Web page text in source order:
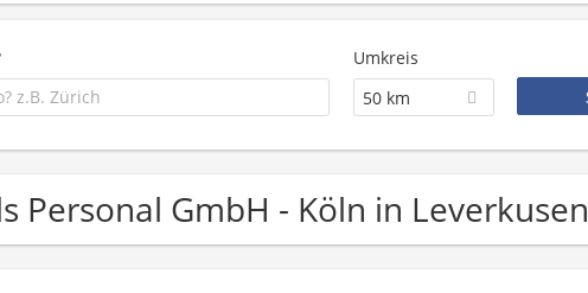
Umkreis
50 km
Personal GmbH - Köln in Leverkusen